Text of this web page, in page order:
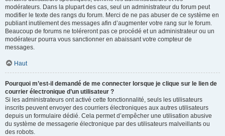
modérateurs. Dans la plupart des cas, seul un administrateur du forum peut
modifier le texte des rangs du forum. Merci de ne pas abuser de ce système en
publiant inutilement des messages afin d’augmenter votre rang sur le forum.
Beaucoup de forums ne toléreront pas ce procédé et un administrateur ou un
modérateur pourra vous sanctionner en abaissant votre compteur de
messages.
Haut
Pourquoi m’est-il demandé de me connecter lorsque je clique sur le lien de
courrier électronique d’un utilisateur ?
Si les administrateurs ont activé cette fonctionnalité, seuls les utilisateurs
inscrits peuvent envoyer des courriers électroniques aux autres utilisateurs
depuis un formulaire dédié. Cela permet d’empêcher une utilisation abusive
du système de messagerie électronique par des utilisateurs malveillants ou
des robots.